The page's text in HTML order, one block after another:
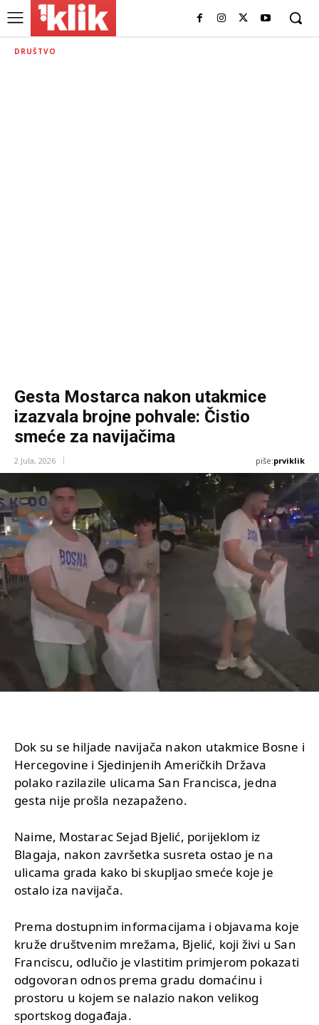
DRUŠTVO
Gesta Mostarca nakon utakmice
izazvala brojne pohvale: Čistio
smeće za navijačima
2 Jula, 2026 piše:prviklik
Dok su se hiljade navijača nakon utakmice Bosne i
Hercegovine i Sjedinjenih Američkih Država
polako razilazile ulicama San Francisca, jedna
gesta nije prošla nezapaženo.
Naime, Mostarac Sejad Bjelić, porijeklom iz
Blagaja, nakon završetka susreta ostao je na
ulicama grada kako bi skupljao smeće koje je
ostalo iza navijača.
Prema dostupnim informacijama i objavama koje
kruže društvenim mrežama, Bjelić, koji živi u San
Franciscu, odlučio je vlastitim primjerom pokazati
odgovoran odnos prema gradu domaćinu i
prostoru u kojem se nalazio nakon velikog
sportskog događaja.